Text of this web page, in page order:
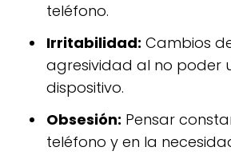
teléfono.
Irritabilidad: Cambios
agresividad al no poder
dispositivo.
Obsesión: Pensar
teléfono y en la